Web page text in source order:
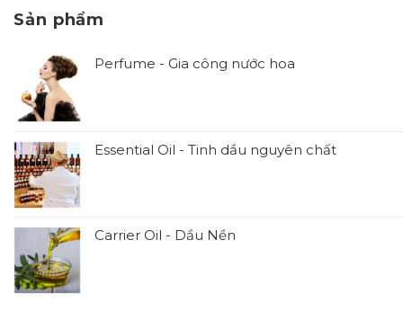
Sản phẩm
Perfume - Gia công nước hoa
Essential Oil - Tinh dầu nguyên chất
Carrier Oil - Dầu Nền